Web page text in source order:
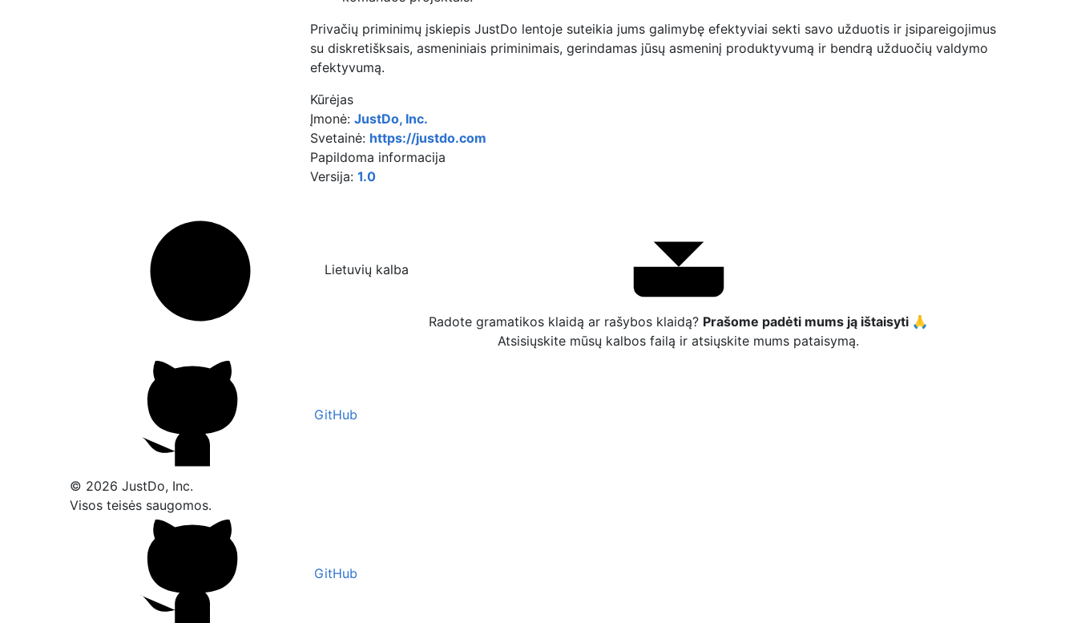
Privačių priminimų įskiepis JustDo lentoje suteikia jums galimybę efektyviai sekti savo užduotis ir įsipareigojimus
su diskretišksais, asmeniniais priminimais, gerindamas jūsų asmeninį produktyvumą ir bendrą užduočių valdymo
efektyvumą.
Kūrėjas
Įmonė: JustDo, Inc.
Svetainė: https://justdo.com
Papildoma informacija
Versija: 1.0
Lietuvių kalba
Radote gramatikos klaidą ar rašybos klaidą? Prašome padėti mums ją ištaisyti 🙏
Atsisiųskite mūsų kalbos failą ir atsiųskite mums pataisymą.
GitHub
© 2026 JustDo, Inc.
Visos teisės saugomos.
GitHub